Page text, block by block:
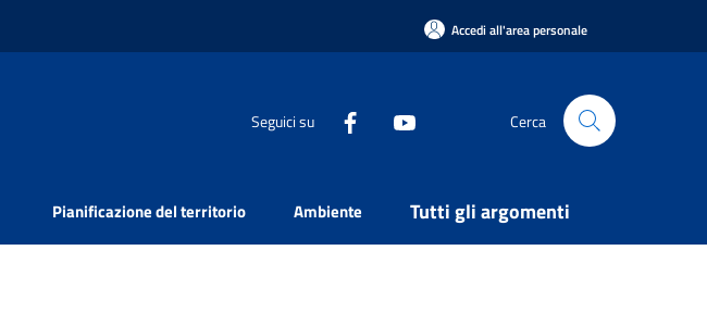
Accedi all'area personale
Seguici su Cerca
Pianificazione del territorio Ambiente Tutti gli argomenti